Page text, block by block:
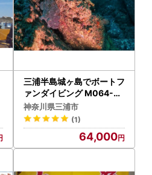
三浦半島城ヶ島でボートフ
ァンダイビング M064-0
03 チケット 体験
神奈川県三浦市
(1)
64,000